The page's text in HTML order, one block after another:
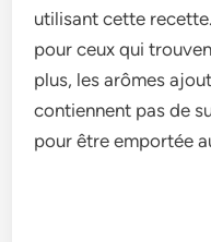
utilisant cette
pour ceux qui
plus, les arômes
contiennent pas de­
pour être emportée­